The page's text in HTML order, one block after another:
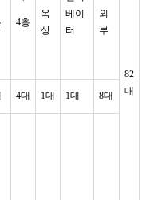
82
대
4층
옥
상
베이
터
외
부
4대 1대 1대 8대